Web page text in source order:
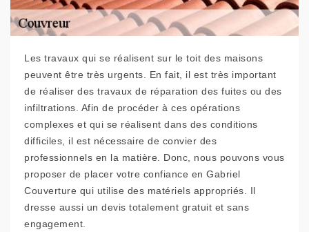
Les travaux qui se réalisent sur le toit des maisons
peuvent être très urgents. En fait, il est très important
de réaliser des travaux de réparation des fuites ou des
infiltrations. Afin de procéder à ces opérations
complexes et qui se réalisent dans des conditions
difficiles, il est nécessaire de convier des
professionnels en la matière. Donc, nous pouvons vous
proposer de placer votre confiance en Gabriel
Couverture qui utilise des matériels appropriés. Il
dresse aussi un devis totalement gratuit et sans
engagement.